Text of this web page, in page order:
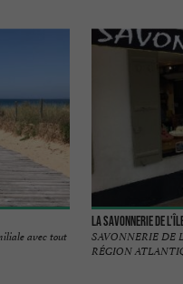
avec tout
La Savonnerie de
SAVONNERIE DE
RÉGION